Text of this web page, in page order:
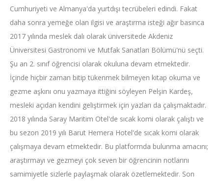
Cumhuriyeti ve Almanya'da yurtdışı tecrübeleri edindi. Fakat
daha sonra yemeğe olan ilgisi ve araştırma isteği ağır basınca
2017 yılında meslek dalı olarak üniversitede Akdeniz
Üniversitesi Gastronomi ve Mutfak Sanatları Bölümü'nü seçti.
Şu an 2. sınıf öğrencisi olarak okuluna devam etmektedir.
İçinde hiçbir zaman bitip tükenmek bilmeyen kitap okuma ve
gezme aşkını onu yazmaya ittiğini söyleyen Pelşin Kardeş,
mesleki açıdan kendini geliştirmek için yazları da çalışmaktadır.
2018 yılında Saray Maritim Otel'de sıcak komi olarak çalıştı ve
bu sezon 2019 yılı Barut Hemera Hotel'de sıcak komi olarak
çalışmaya devam etmektedir. Bu platformda bulunma amacını;
araştırmayı ve gezmeyi çok seven bir öğrencinin notlarını
samimiyetle sizlerle paylaşmak olarak özetlemektedir. Son